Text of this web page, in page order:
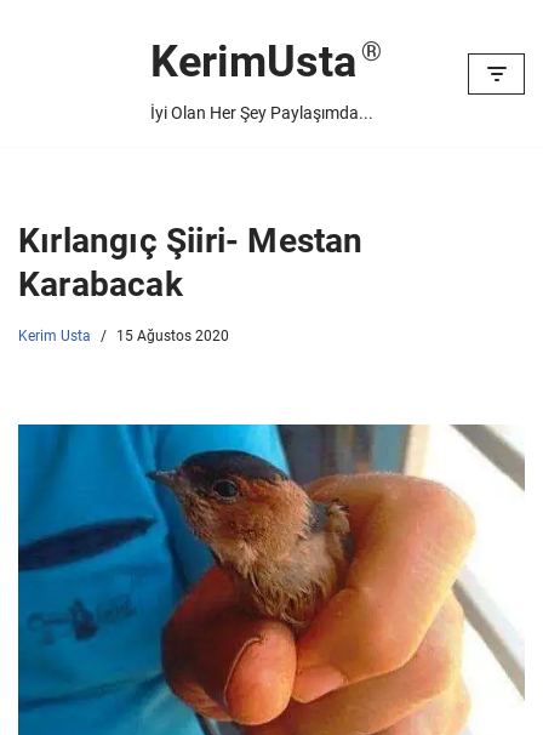
KerimUsta
İyi Olan Her Şey Paylaşımda...
Kırlangıç Şiiri- Mestan
Karabacak
Kerim Usta 15 Ağustos 2020